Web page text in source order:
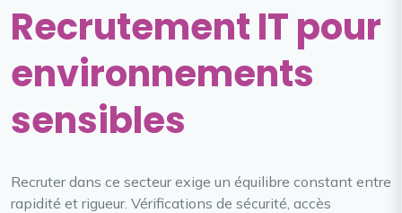
Recrutement IT pour
environnements
sensibles
Recruter dans ce secteur exige un équilibre constant entre
rapidité et rigueur. Vérifications de sécurité, accès